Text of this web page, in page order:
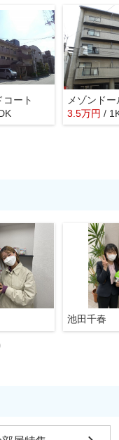
コート
3.5万円 /
池田千春